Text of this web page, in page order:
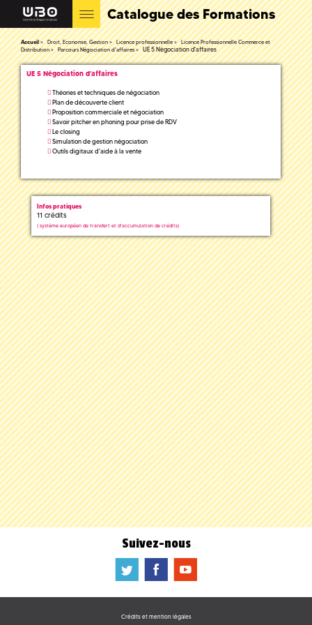
Catalogue des Formations
Accueil Droit, Economie, Gestion Licence professionnelle
Licence Professionnelle Commerce et
Distribution
Parcours Négociation d'affaires UE 5 Négociation d'affaires
UE 5 Négociation d'affaires
Théories et techniques de négociation
Plan de découverte client
Proposition commerciale et négociation
Savoir pitcher en phoning pour prise de RDV
Le closing
Simulation de gestion négociation
Outils digitaux d'aide à la vente
Infos pratiques
11 crédits
( système européen de transfert et d'accumulation de crédits)
Suivez-nous
a b f
Crédits et mention légales